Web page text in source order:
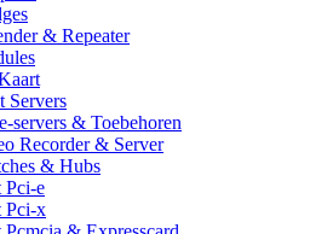
& Repeater
Servers
servers & Toebehoren
Recorder & Server
& Hubs
Pci-e
Pci-x